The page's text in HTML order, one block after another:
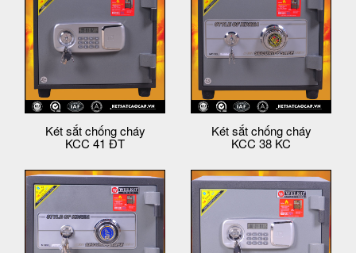
Két sắt chống cháy
KCC 41 ĐT
Két sắt chống cháy
KCC 38 KC